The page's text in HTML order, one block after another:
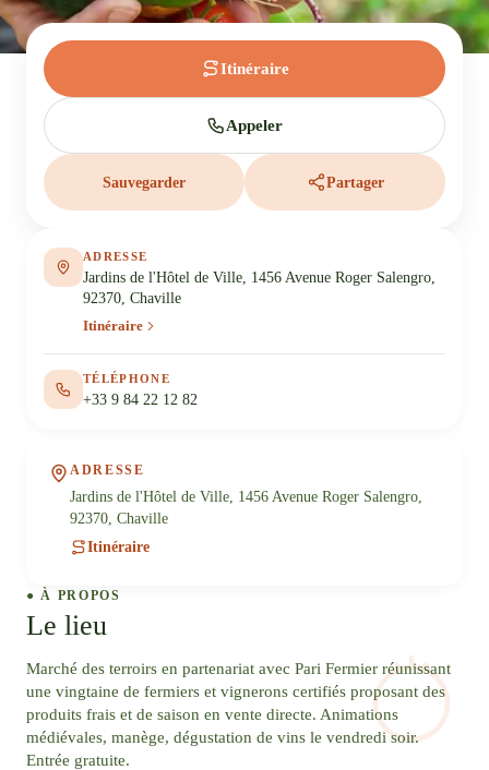
ADRESSE
Jardins de l'Hôtel de Ville, 1456 Avenue Roger Salengro,
92370, Chaville
Itinéraire
● À PROPOS
Le lieu
Marché des terroirs en partenariat avec Pari Fermier réunissant
une vingtaine de fermiers et vignerons certifiés proposant des
produits frais et de saison en vente directe. Animations
médiévales, manège, dégustation de vins le vendredi soir.
Entrée gratuite.
Itinéraire
Appeler
Sauvegarder Partager
ADRESSE
Jardins de l'Hôtel de Ville, 1456 Avenue Roger Salengro,
92370, Chaville
Itinéraire
TÉLÉPHONE
+33 9 84 22 12 82